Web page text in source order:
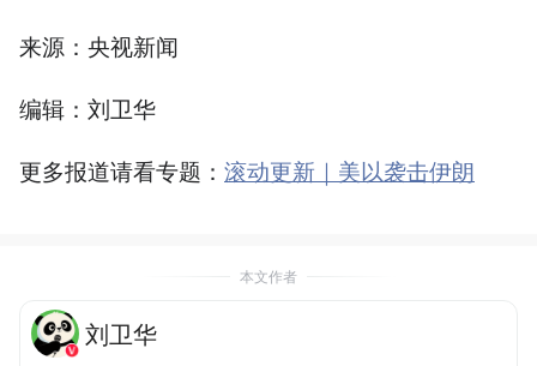
来源：央视新闻
编辑：刘卫华
更多报道请看专题： 滚动更新｜美以袭击伊朗
本文作者
刘卫华